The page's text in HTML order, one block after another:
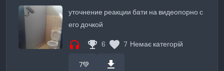
уточнение реакции бати на видеопорно с
его дочкой
headphones emoji_events 6 favorite 7 Немає категорій
7💚 download